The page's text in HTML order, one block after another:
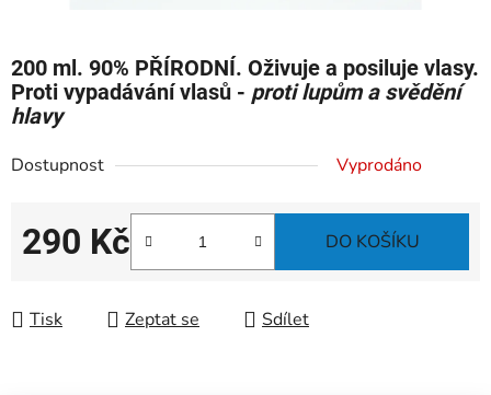
200 ml. 90% PŘÍRODNÍ. Oživuje a posiluje vlasy.
Proti vypadávání vlasů - proti lupům a svědění
hlavy
Dostupnost Vyprodáno
290 Kč DO KOŠÍKU
Tisk Zeptat se Sdílet